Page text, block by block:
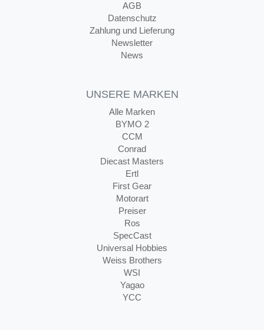
AGB
Datenschutz
Zahlung und Lieferung
Newsletter
News
UNSERE MARKEN
Alle Marken
BYMO 2
CCM
Conrad
Diecast Masters
Ertl
First Gear
Motorart
Preiser
Ros
SpecCast
Universal Hobbies
Weiss Brothers
WSI
Yagao
YCC